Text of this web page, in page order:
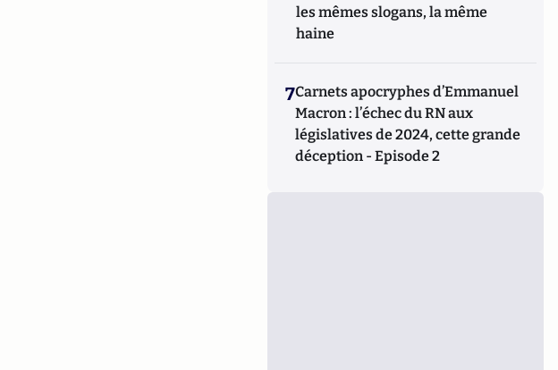
les mêmes slogans, la même
haine
7Carnets apocryphes d’Emmanuel
Macron : l’échec du RN aux
législatives de 2024, cette grande
déception - Episode 2